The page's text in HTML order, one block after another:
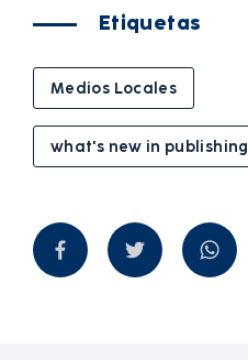
Etiquetas
Medios Locales
what's new in publishing